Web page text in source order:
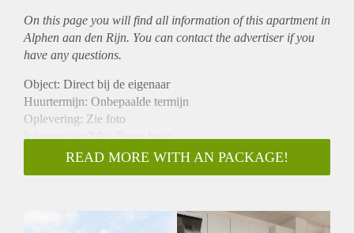
On this page you will find all information of this apartmentin
Alphen aan den Rijn. You can contact the advertiser if you
have any questions.
Object: Direct bij de eigenaar
Huurtermijn: Onbepaalde termijn
Oplevering: Zie foto
Inkomen eis:2,9 x Bruto huur
Garantiestelling mogelijk: Ja
Borg: 1 Maand
Huisdieren toegestaan: Afhankelijk van de Eigenaar
READ MORE WITH AN PACKAGE!